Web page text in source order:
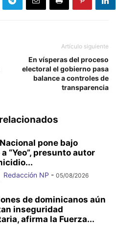
Artículo siguiente
En vísperas del proceso
electoral el gobierno pasa
balance a controles de
transparencia
pone bajo
“Yeo”, presunto autor
Redacción NP - 05/08/2026
de dominicanos aún
inseguridad
afirma la Fuerza...